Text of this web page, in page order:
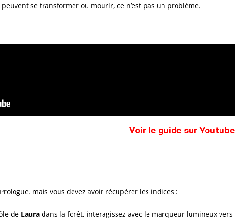
se transformer ou mourir, ce n’est pas un problème.
Voir le guide sur Youtube
mais vous devez avoir récupérer les indices :
de Laura dans la forêt, interagissez avec le marqueur lumineux vers